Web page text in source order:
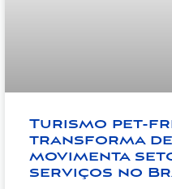
Turismo pet-
transforma
movimenta
serviços no